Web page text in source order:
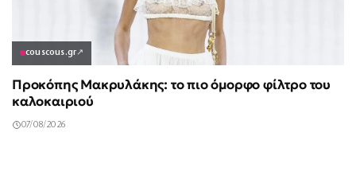
couscous.gr↗
Προκόπης Μακρυλάκης: το πιο όμορφο φίλτρο του
καλοκαιριού
07/08/2026